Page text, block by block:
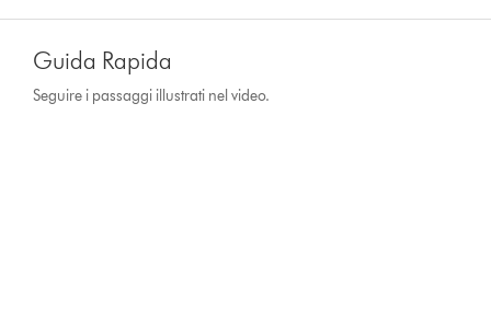
Guida Rapida
Seguire i passaggi illustrati nel video.